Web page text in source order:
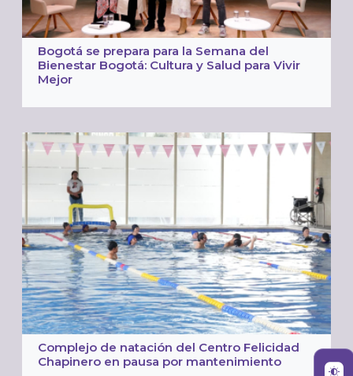
Bogotá se prepara para la Semana del
Bienestar Bogotá: Cultura y Salud para Vivir
Mejor
Complejo de natación del Centro Felicidad
Chapinero en pausa por mantenimiento